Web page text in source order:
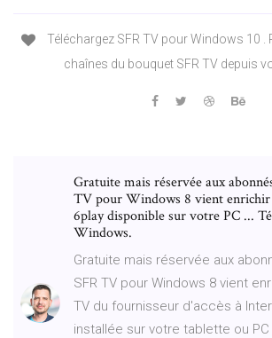
Téléchargez SFR TV pour Windows 10 .
chaînes du bouquet SFR TV depuis
Gratuite mais réservée aux
TV pour Windows 8 vient
6play disponible sur votre PC ...
Windows.
Gratuite mais réservée aux
SFR TV pour Windows 8 vient
TV du fournisseur d'accès à
installée sur votre tablette ou PC